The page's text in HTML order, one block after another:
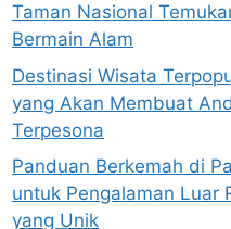
Taman Nasional
Bermain Alam
Destinasi Wisata
yang Akan Membuat
Terpesona
Panduan Berkemah di
untuk Pengalaman Luar
yang Unik